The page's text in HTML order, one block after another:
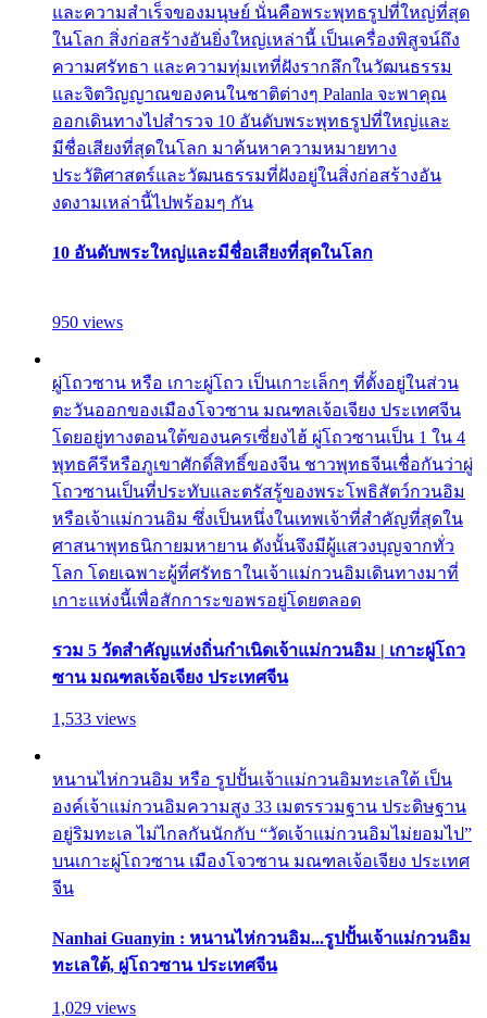
และความสำเร็จของมนุษย์ นั่นคือพระพุทธรูปที่ใหญ่ที่สุด
ในโลก สิ่งก่อสร้างอันยิ่งใหญ่เหล่านี้ เป็นเครื่องพิสูจน์ถึง
ความศรัทธา และความทุ่มเทที่ฝังรากลึกในวัฒนธรรม
และจิตวิญญาณของคนในชาติต่างๆ Palanla จะพาคุณ
ออกเดินทางไปสำรวจ 10 อันดับพระพุทธรูปที่ใหญ่และ
มีชื่อเสียงที่สุดในโลก มาค้นหาความหมายทาง
ประวัติศาสตร์และวัฒนธรรมที่ฝังอยู่ในสิ่งก่อสร้างอัน
งดงามเหล่านี้ไปพร้อมๆ กัน
10 อันดับพระใหญ่และมีชื่อเสียงที่สุดในโลก
950 views
ผู่โถวซาน หรือ เกาะผู่โถว เป็นเกาะเล็กๆ ที่ตั้งอยู่ในส่วน
ตะวันออกของเมืองโจวซาน มณฑลเจ้อเจียง ประเทศจีน
โดยอยู่ทางตอนใต้ของนครเซี่ยงไฮ้ ผู่โถวซานเป็น 1 ใน 4
พุทธคีรีหรือภูเขาศักดิ์สิทธิ์ของจีน ชาวพุทธจีนเชื่อกันว่าผู่
โถวซานเป็นที่ประทับและตรัสรู้ของพระโพธิสัตว์กวนอิม
หรือเจ้าแม่กวนอิม ซึ่งเป็นหนึ่งในเทพเจ้าที่สำคัญที่สุดใน
ศาสนาพุทธนิกายมหายาน ดังนั้นจึงมีผู้แสวงบุญจากทั่ว
โลก โดยเฉพาะผู้ที่ศรัทธาในเจ้าแม่กวนอิมเดินทางมาที่
เกาะแห่งนี้เพื่อสักการะขอพรอยู่โดยตลอด
รวม 5 วัดสำคัญแห่งถิ่นกำเนิดเจ้าแม่กวนอิม | เกาะผู่โถว
ซาน มณฑลเจ้อเจียง ประเทศจีน
1,533 views
หนานไห่กวนอิม หรือ รูปปั้นเจ้าแม่กวนอิมทะเลใต้ เป็น
องค์เจ้าแม่กวนอิมความสูง 33 เมตรรวมฐาน ประดิษฐาน
อยู่ริมทะเล ไม่ไกลกันนักกับ “วัดเจ้าแม่กวนอิมไม่ยอมไป”
บนเกาะผู่โถวซาน เมืองโจวซาน มณฑลเจ้อเจียง ประเทศ
จีน
Nanhai Guanyin : หนานไห่กวนอิม...รูปปั้นเจ้าแม่กวนอิม
ทะเลใต้, ผู่โถวซาน ประเทศจีน
1,029 views